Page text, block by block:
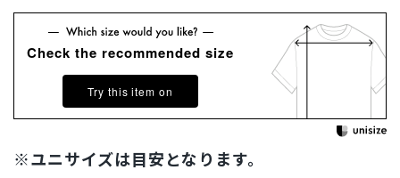
Check the recommended size
Try this item on
※ユニサイズは目安となります。